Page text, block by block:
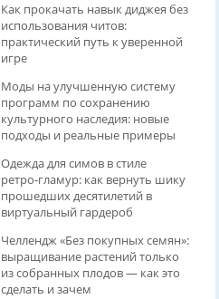
Как прокачать навык диджея без
использования читов:
практический путь к уверенной
игре
Моды на улучшенную систему
программ по сохранению
культурного наследия: новые
подходы и реальные примеры
Одежда для симов в стиле
ретро‑гламур: как вернуть шику
прошедших десятилетий в
виртуальный гардероб
Челлендж «Без покупных семян»:
выращивание растений только
из собранных плодов — как это
сделать и зачем